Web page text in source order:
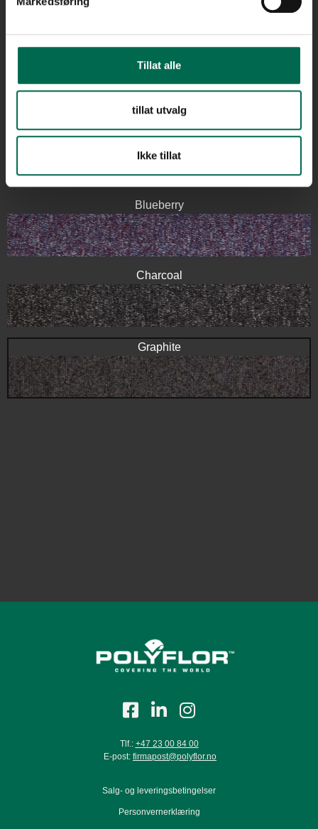
Tillat alle
tillat utvalg
Ikke tillat
Blue Moon
Blue Yonder
Blueberry
Charcoal
Graphite
Midnight
Tlf.: +47 23 00 84 00
E-post: firmapost@polyflor.no
Salg- og leveringsbetingelser
Personvernerklæring